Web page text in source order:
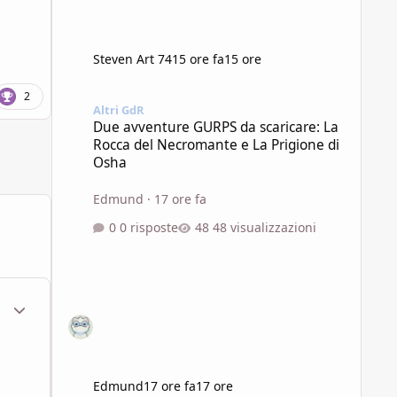
2
Steven Art 7415 ore fa15 ore
Altri GdR
Due avventure GURPS da scaricare: La
Rocca del Necromante e La Prigione di
Osha
Edmund · 17 ore fa
0 risposte
48 visualizzazioni
Edmund17 ore fa17 ore